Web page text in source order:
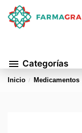
menu Categorías
Inicio Medicamentos